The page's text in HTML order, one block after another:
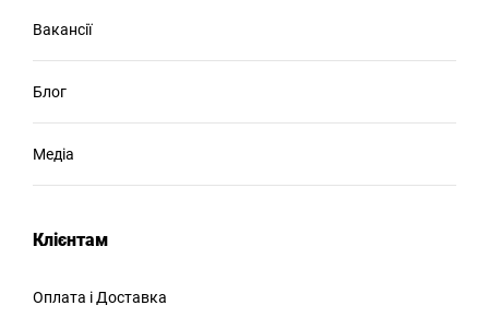
Вакансії
Блог
Медіа
Клієнтам
Оплата і Доставка